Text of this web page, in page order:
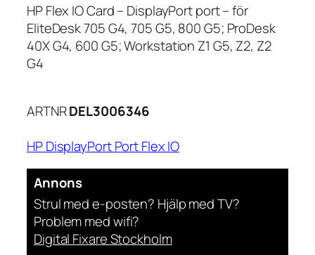
HP Flex IO Card – DisplayPort port – för
EliteDesk 705 G4, 705 G5, 800 G5; ProDesk
40X G4, 600 G5; Workstation Z1 G5, Z2, Z2
G4
ARTNRDEL3006346
HP DisplayPort Port Flex IO
Annons
Strul med e-posten? Hjälp med TV?
Problem med wifi?
Digital Fixare Stockholm